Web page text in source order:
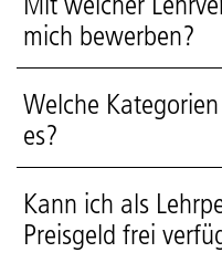
mich bewerben?
Welche
es?
Kann ich als
Preisgeld frei